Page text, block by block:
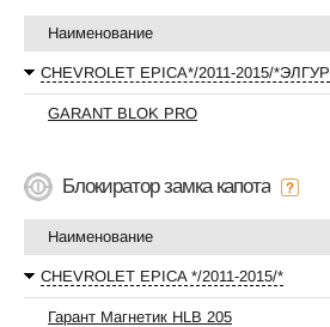
Наименование
CHEVROLET EPICA*/2011-2015/*ЭЛГУР
GARANT BLOK PRO
Блокиратор замка капота
Наименование
CHEVROLET EPICA */2011-2015/*
Гарант Магнетик HLB 205